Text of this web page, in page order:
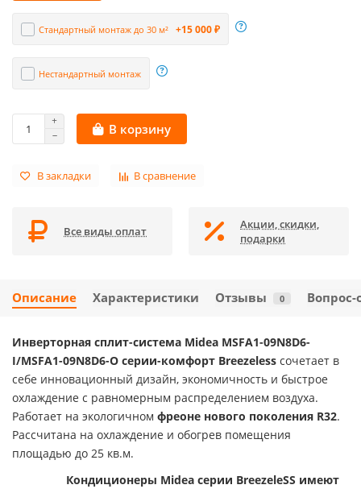
Стандартный монтаж до 30 м² +15 000 ₽
Нестандартный монтаж
В корзину
В закладки В сравнение
Все виды оплат
Акции, скидки,
подарки
Описание Характеристики Отзывы 0 Вопрос-
Инверторная сплит-система Midea MSFA1-09N8D6-
I/MSFA1-09N8D6-O серии-комфорт Breezeless сочетает в
себе инновационный дизайн, экономичность и быстрое
охлаждение с равномерным распределением воздуха.
Работает на экологичном фреоне нового поколения R32.
Рассчитана на охлаждение и обогрев помещения
площадью до 25 кв.м.
Кондиционеры Midea серии BreezeleSS имеют